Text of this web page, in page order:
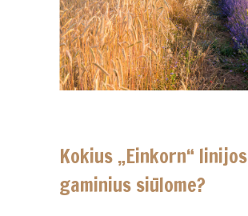
Kokius „Einkorn“ linijos
gaminius siūlome?